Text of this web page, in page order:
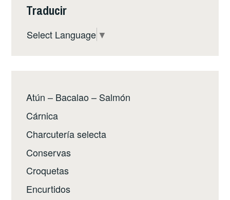
Traducir
Select Language ▼
Atún – Bacalao – Salmón
Cárnica
Charcutería selecta
Conservas
Croquetas
Encurtidos